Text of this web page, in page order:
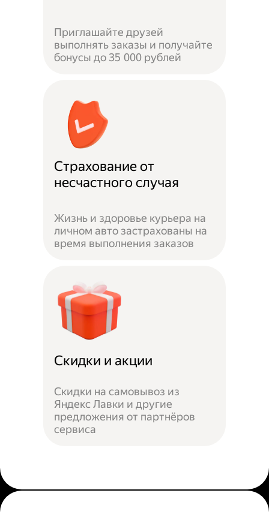
Приглашайте друзей
выполнять заказы и получайте
бонусы до 35 000 рублей
Страхование от
несчастного случая
Жизнь и здоровье курьера на
личном авто застрахованы на
время выполнения заказов
Скидки и акции
Скидки на самовывоз из
Яндекс Лавки и другие
предложения от партнёров
сервиса